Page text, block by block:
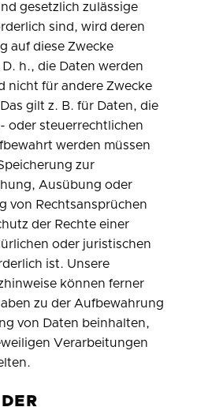
gesetzlich zulässige
sind, wird deren
auf diese Zwecke
h., die Daten werden
nicht für andere Zwecke
gilt z. B. für Daten, die
oder steuerrechtlichen
werden müssen
zur
Ausübung oder
von Rechtsansprüchen
der Rechte einer
oder juristischen
ist. Unsere
können ferner
zu der Aufbewahrung
von Daten beinhalten,
Verarbeitungen